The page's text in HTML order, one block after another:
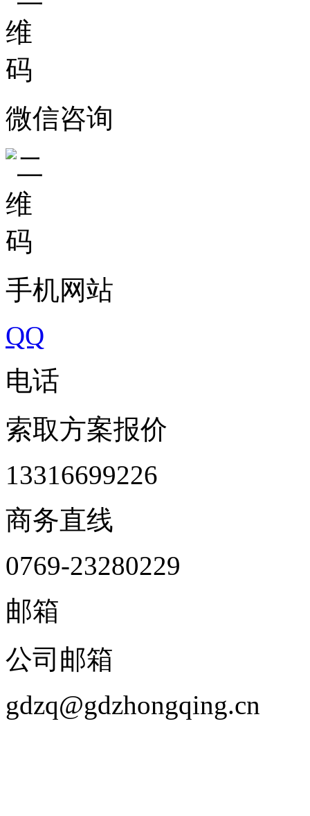
微信咨询
手机网站
QQ
电话
索取方案报价
13316699226
商务直线
0769-23280229
邮箱
公司邮箱
gdzq@gdzhongqing.cn